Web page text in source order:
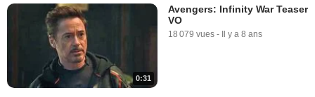
0:31
Avengers: Infinity War Teaser
VO
18 079 vues - Il y a 8 ans